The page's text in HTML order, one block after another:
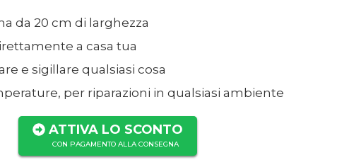
da 20 cm di larghezza
a casa tua
e sigillare qualsiasi cosa
per riparazioni in qualsiasi ambiente
ATTIVA LO SCONTO
CON PAGAMENTO ALLA CONSEGNA